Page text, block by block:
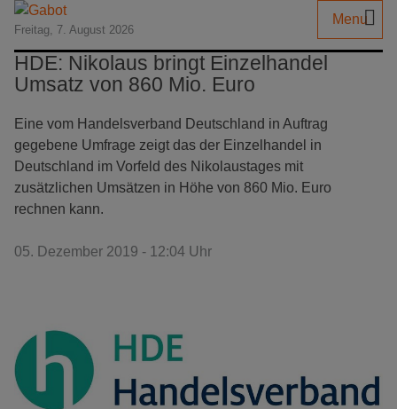
Freitag, 7. August 2026
Menu
HDE: Nikolaus bringt Einzelhandel
Umsatz von 860 Mio. Euro
Eine vom Handelsverband Deutschland in Auftrag
gegebene Umfrage zeigt das der Einzelhandel in
Deutschland im Vorfeld des Nikolaustages mit
zusätzlichen Umsätzen in Höhe von 860 Mio. Euro
rechnen kann.
05. Dezember 2019 - 12:04 Uhr